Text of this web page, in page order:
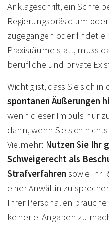
Anklageschrift, ein
Regierungspräsidium
zugegangen oder findet
Praxisräume statt, muss
berufliche und private
Wichtig ist, dass Sie sich in
spontanen Äußerungen
wenn dieser Impuls nur
dann, wenn Sie sich
Vielmehr: Nutzen Sie Ihr
Schweigerecht als
Strafverfahren sowie Ihr
einer Anwältin zu
Ihrer Personalien
keinerlei Angaben zu